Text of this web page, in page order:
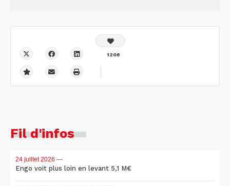
1208
Fil d'infos
24 juillet 2026 —
Engo voit plus loin en levant 5,1 M€